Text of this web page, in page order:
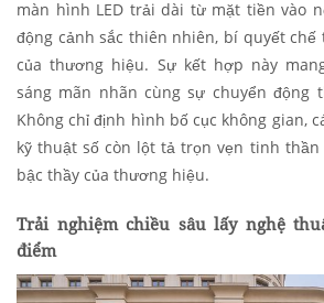
màn hình LED trải dài từ mặt tiền vào
động cảnh sắc thiên nhiên, bí quyết chế
của thương hiệu. Sự kết hợp này
sáng mãn nhãn cùng sự chuyển động
Không chỉ định hình bố cục không gian,
kỹ thuật số còn lột tả trọn vẹn tinh thần
bậc thầy của thương hiệu.
Trải nghiệm chiều sâu lấy nghệ
điểm